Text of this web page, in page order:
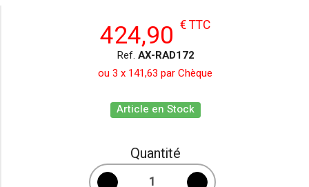
424,90 € TTC
Ref. AX-RAD172
ou 3 x 141,63 par Chèque
Article en Stock
Quantité